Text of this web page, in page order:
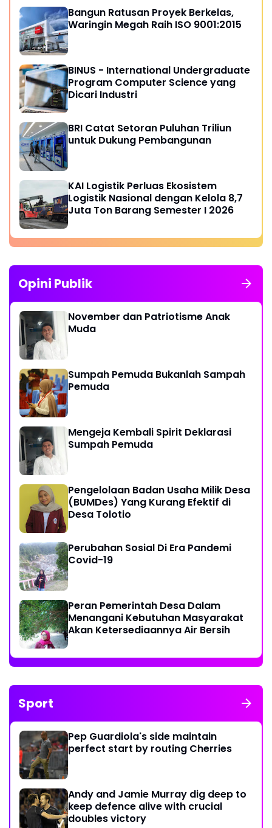
Bangun Ratusan Proyek Berkelas,
Waringin Megah Raih ISO 9001:2015
BINUS - International Undergraduate
Program Computer Science yang
Dicari Industri
BRI Catat Setoran Puluhan Triliun
untuk Dukung Pembangunan
KAI Logistik Perluas Ekosistem
Logistik Nasional dengan Kelola 8,7
Juta Ton Barang Semester I 2026
Opini Publik
November dan Patriotisme Anak
Muda
Sumpah Pemuda Bukanlah Sampah
Pemuda
Mengeja Kembali Spirit Deklarasi
Sumpah Pemuda
Pengelolaan Badan Usaha Milik Desa
(BUMDes) Yang Kurang Efektif di
Desa Tolotio
Perubahan Sosial Di Era Pandemi
Covid-19
Peran Pemerintah Desa Dalam
Menangani Kebutuhan Masyarakat
Akan Ketersediaannya Air Bersih
Sport
Pep Guardiola's side maintain
perfect start by routing Cherries
Andy and Jamie Murray dig deep to
keep defence alive with crucial
doubles victory